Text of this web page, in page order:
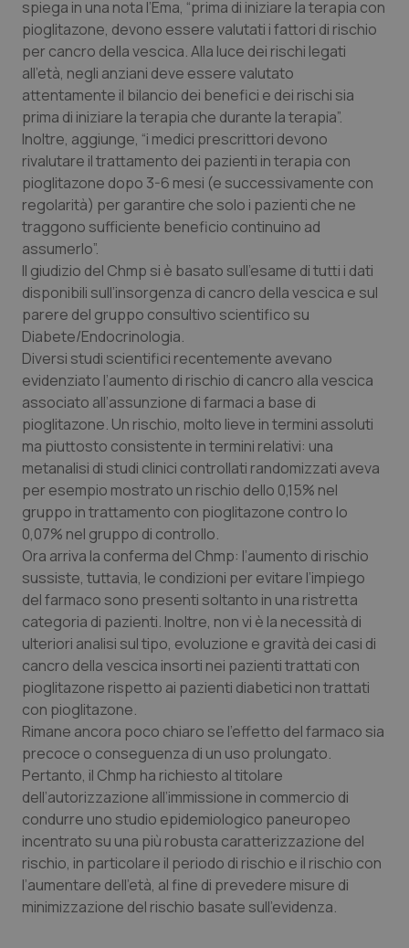
Lombardia
Marche
Molise
Piemonte
Provincia Autonoma di Bolzano
Provincia Autonoma di Trento
Puglia
Sardegna
Sicilia
Toscana
Umbria
Valle D’Aosta
Veneto
Dolore
Donna & Salute
Epatiti
HIV
Infezioni & Febbre
Ipertensione & Scompenso
Malattie rare
Malattia di Crohn & Rettocolite Ulcerosa
Neuroscienze & patologie neurodegenerative
Obesità
Oftalmologia
Oncodermatologia
Oncoematologia
Oncologia & Nutrizione
Psoriasi & pelle
Quotidiano Cardiologia
Quotidiano Chirurgia
Quotidiano Oncologia
Quotidiano Pediatria
spiega in una nota l’Ema, “prima di iniziare la terapia con
pioglitazone, devono essere valutati i fattori di rischio
per cancro della vescica. Alla luce dei rischi legati
all'età, negli anziani deve essere valutato
attentamente il bilancio dei benefici e dei rischi sia
prima di iniziare la terapia che durante la terapia”.
Inoltre, aggiunge, “i medici prescrittori devono
rivalutare il trattamento dei pazienti in terapia con
pioglitazone dopo 3-6 mesi (e successivamente con
regolarità) per garantire che solo i pazienti che ne
traggono sufficiente beneficio continuino ad
assumerlo”.
Il giudizio del Chmp si è basato sull’esame di tutti i dati
disponibili sull’insorgenza di cancro della vescica e sul
parere del gruppo consultivo scientifico su
Diabete/Endocrinologia.
Diversi studi scientifici recentemente avevano
evidenziato l’aumento di rischio di cancro alla vescica
associato all’assunzione di farmaci a base di
pioglitazone. Un rischio, molto lieve in termini assoluti
ma piuttosto consistente in termini relativi: una
metanalisi di studi clinici controllati randomizzati aveva
per esempio mostrato un rischio dello 0,15% nel
gruppo in trattamento con pioglitazone contro lo
0,07% nel gruppo di controllo.
Ora arriva la conferma del Chmp: l’aumento di rischio
sussiste, tuttavia, le condizioni per evitare l’impiego
del farmaco sono presenti soltanto in una ristretta
categoria di pazienti. Inoltre, non vi è la necessità di
ulteriori analisi sul tipo, evoluzione e gravità dei casi di
cancro della vescica insorti nei pazienti trattati con
pioglitazone rispetto ai pazienti diabetici non trattati
con pioglitazone.
Rimane ancora poco chiaro se l’effetto del farmaco sia
precoce o conseguenza di un uso prolungato.
Pertanto, il Chmp ha richiesto al titolare
dell’autorizzazione all’immissione in commercio di
condurre uno studio epidemiologico paneuropeo
incentrato su una più robusta caratterizzazione del
rischio, in particolare il periodo di rischio e il rischio con
l’aumentare dell’età, al fine di prevedere misure di
minimizzazione del rischio basate sull’evidenza.